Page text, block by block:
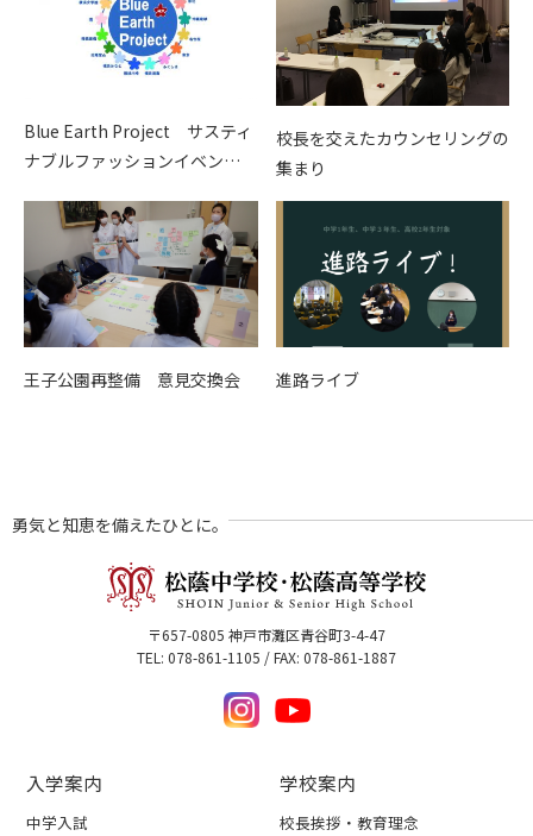
Blue Earth Project サスティ
ナブルファッションイベン…
校長を交えたカウンセリングの
集まり
王子公園再整備 意見交換会 進路ライブ
勇気と知恵を備えたひとに。
〒657-0805 神戸市灘区青谷町3-4-47
TEL: 078-861-1105 / FAX: 078-861-1887
入学案内
中学入試
学校案内
校長挨拶・教育理念